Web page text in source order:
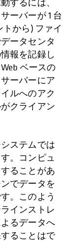
ーバーが 1 台
から) ファイ
ータセンタ
報を記録し
ベースの
ーバーにア
ルへのアク
クライアン
ステムでは
。コンピュ
ることがあ
でデータを
。このよう
インストレ
るデータへ
ることはで